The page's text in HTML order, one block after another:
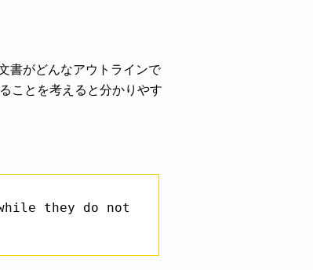
書がどんなアウトラインで
ことを考えると分かりやす
they do not